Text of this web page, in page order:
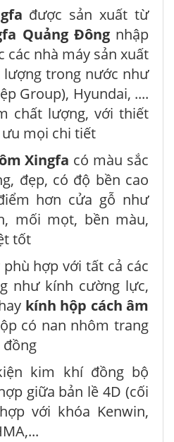
được sản xuất từ
Quảng Đôngnhập
các nhà máy sản xuất
lượng trong nước như
Group), Hyundai, ....
chất lượng, với thiết
mọi chi tiết
Xingfa có màu sắc
đẹp, có độ bền cao
hơn cửa gỗ như
mối mọt, bền màu,
tốt
phù hợp với tất cả các
như kính cường lực,
kính hộp cách âm
có nan nhôm trang
kim khí đồng bộ
giữa bản lề 4D (cối
với khóa Kenwin,